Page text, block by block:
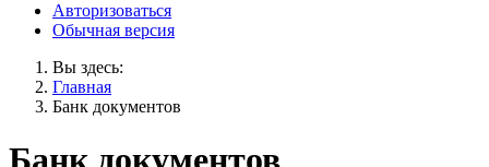
Авторизоваться
Обычная версия
Вы здесь:
Главная
Банк документов